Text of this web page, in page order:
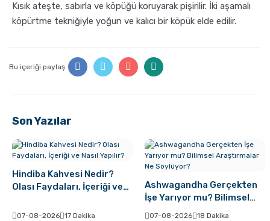
Kısık ateşte, sabırla ve köpüğü koruyarak pişirilir. İki aşamalı
köpürtme tekniğiyle yoğun ve kalıcı bir köpük elde edilir.
Bu içeriği paylaş
Son Yazılar
Hindiba Kahvesi Nedir?
Olası Faydaları, İçeriği ve
07-08-2026 17 Dakika
Ashwagandha Gerçekten
İşe Yarıyor mu? Bilimsel
Araştırmalar Ne Söylüyor?
07-08-2026 18 Dakika